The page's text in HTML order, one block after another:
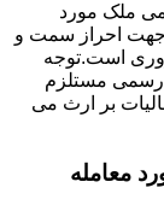
ملک مورد
جهت احراز سمت و
است.توجه
رسمی مستلزم
بر ارث می
معامله